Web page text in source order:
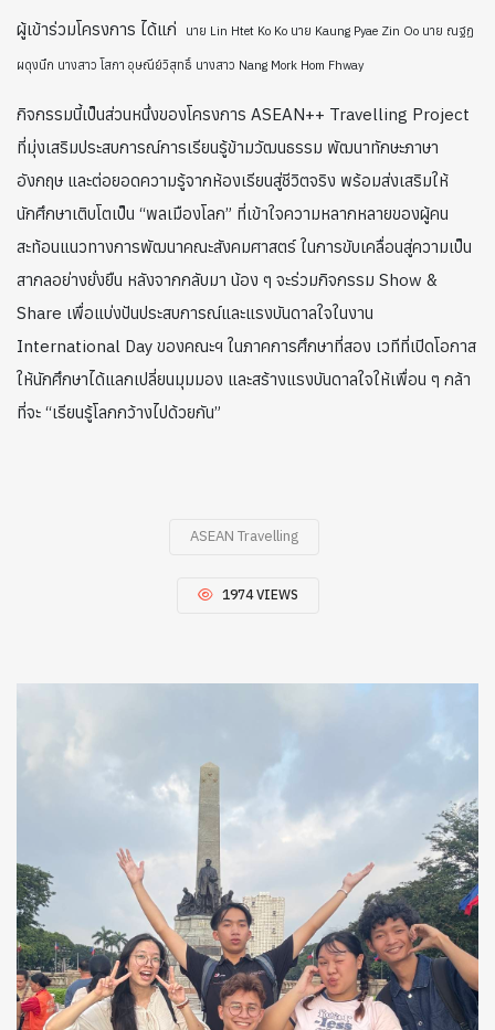
ผู้เข้าร่วมโครงการ ได้แก่ นาย Lin Htet Ko Ko นาย Kaung Pyae Zin Oo นาย ณฐฏ
ผดุงนึก นางสาว โสภา อุษณีย์วิสุทธิ์ นางสาว Nang Mork Hom Fhway
กิจกรรมนี้เป็นส่วนหนึ่งของโครงการ ASEAN++ Travelling Project
ที่มุ่งเสริมประสบการณ์การเรียนรู้ข้ามวัฒนธรรม พัฒนาทักษะภาษา
อังกฤษ และต่อยอดความรู้จากห้องเรียนสู่ชีวิตจริง พร้อมส่งเสริมให้
นักศึกษาเติบโตเป็น “พลเมืองโลก” ที่เข้าใจความหลากหลายของผู้คน
สะท้อนแนวทางการพัฒนาคณะสังคมศาสตร์ ในการขับเคลื่อนสู่ความเป็น
สากลอย่างยั่งยืน หลังจากกลับมา น้อง ๆ จะร่วมกิจกรรม Show &
Share เพื่อแบ่งปันประสบการณ์และแรงบันดาลใจในงาน
International Day ของคณะฯ ในภาคการศึกษาที่สอง เวทีที่เปิดโอกาส
ให้นักศึกษาได้แลกเปลี่ยนมุมมอง และสร้างแรงบันดาลใจให้เพื่อน ๆ กล้า
ที่จะ “เรียนรู้โลกกว้างไปด้วยกัน”
ASEAN Travelling
1974 VIEWS